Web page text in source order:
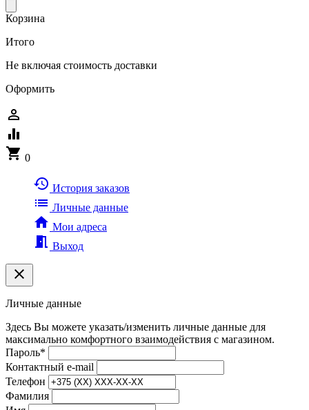
Корзина
Итого
Не включая стоимость доставки
Оформить
person_outline
equalizer
shopping_cart 0
history История заказов
list Личные данные
home Мои адреса
meeting_room Выход
clear
Личные данные
Здесь Вы можете указать/изменить личные данные для
максимально комфортного взаимодействия с магазином.
Пароль*
Контактный e-mail
Телефон
Фамилия